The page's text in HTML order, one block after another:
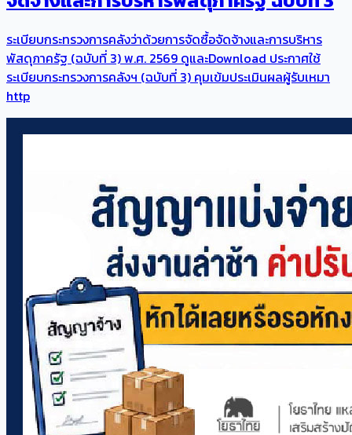
ระเบียบกระทรวงการคลังว่าด้วยการจัดซื้อจัดจ้างและการบริหาร
พัสดุภาครัฐ (ฉบับที่ 3) พ.ศ. 2569 ดูและDownload ประกาศใช้
ระเบียบกระทรวงการคลังฯ (ฉบับที่ 3) คุมเข้มประเมินผลผู้รับเหมา
http